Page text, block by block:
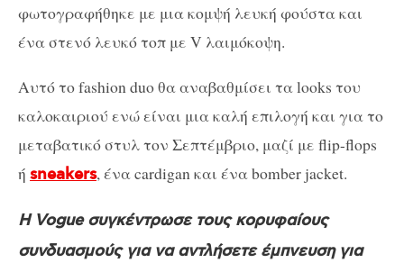
φωτογραφήθηκε με μια κομψή λευκή φούστα και
ένα στενό λευκό τοπ με V λαιμόκοψη.
Αυτό το fashion duo θα αναβαθμίσει τα looks του
καλοκαιριού ενώ είναι μια καλή επιλογή και για το
μεταβατικό στυλ τον Σεπτέμβριο, μαζί με flip-flops
ή sneakers, ένα cardigan και ένα bomber jacket.
Η Vogue συγκέντρωσε τους κορυφαίους
συνδυασμούς για να αντλήσετε έμπνευση για